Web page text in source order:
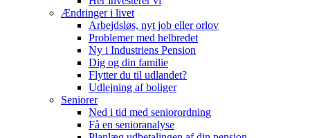
Ændringer i livet
Arbejdsløs, nyt job eller orlov
Problemer med helbredet
Ny i Industriens Pension
Dig og din familie
Flytter du til udlandet?
Udlejning af boliger
Seniorer
Ned i tid med seniorordning
Få en senioranalyse